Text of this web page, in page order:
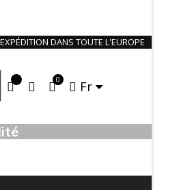
EXPÉDITION DANS TOUTE L'EUROPE
0 Fr